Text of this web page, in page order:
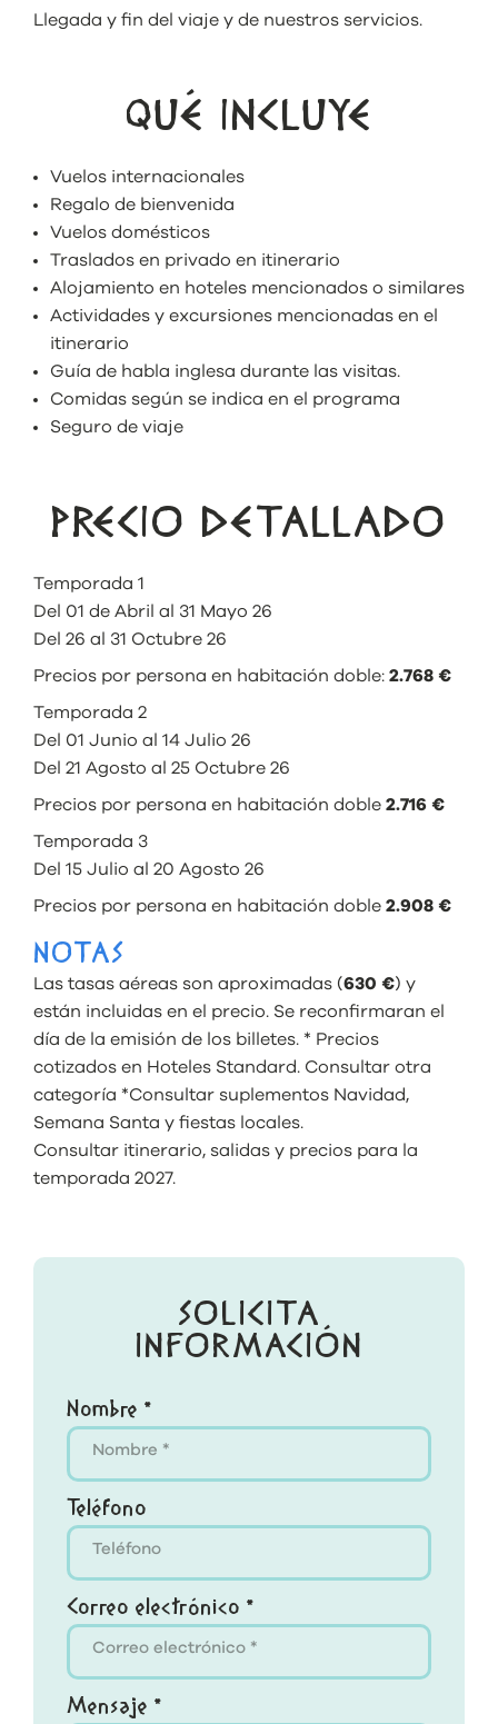
Llegada y fin del viaje y de nuestros servicios.
QUÉ INCLUYE
Vuelos internacionales
Regalo de bienvenida
Vuelos domésticos
Traslados en privado en itinerario
Alojamiento en hoteles mencionados o similares
Actividades y excursiones mencionadas en el
itinerario
Guía de habla inglesa durante las visitas.
Comidas según se indica en el programa
Seguro de viaje
PRECIO DETALLADO
Temporada 1
Del 01 de Abril al 31 Mayo 26
Del 26 al 31 Octubre 26
Precios por persona en habitación doble: 2.768 €
Temporada 2
Del 01 Junio al 14 Julio 26
Del 21 Agosto al 25 Octubre 26
Precios por persona en habitación doble 2.716 €
Temporada 3
Del 15 Julio al 20 Agosto 26
Precios por persona en habitación doble 2.908 €
NOTAS
Las tasas aéreas son aproximadas (630 €) y
están incluidas en el precio. Se reconfirmaran el
día de la emisión de los billetes. * Precios
cotizados en Hoteles Standard. Consultar otra
categoría *Consultar suplementos Navidad,
Semana Santa y fiestas locales.
Consultar itinerario, salidas y precios para la
temporada 2027.
SOLICITA
INFORMACIÓN
Nombre *
Teléfono
Correo electrónico *
Mensaje *